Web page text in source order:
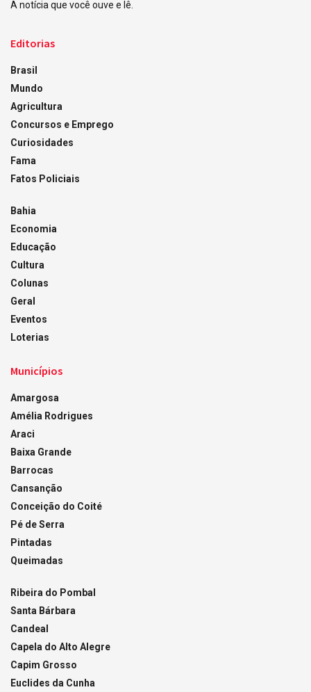
A notícia que você ouve e lê.
Editorias
Brasil
Mundo
Agricultura
Concursos e Emprego
Curiosidades
Fama
Fatos Policiais
Bahia
Economia
Educação
Cultura
Colunas
Geral
Eventos
Loterias
Municípios
Amargosa
Amélia Rodrigues
Araci
Baixa Grande
Barrocas
Cansanção
Conceição do Coité
Pé de Serra
Pintadas
Queimadas
Ribeira do Pombal
Santa Bárbara
Candeal
Capela do Alto Alegre
Capim Grosso
Euclides da Cunha